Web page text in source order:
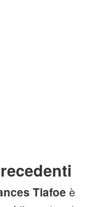
Tiafoe è